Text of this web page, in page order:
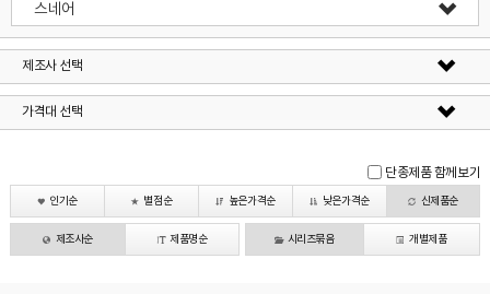
스네어
제조사 선택
가격대 선택
단종제품 함께보기
인기순 별점순 높은가격순 낮은가격순 신제품순
제조사순 제품명순 시리즈묶음 개별제품